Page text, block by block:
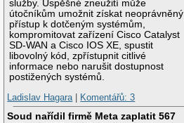
služby. Úspěšné zneužití může
útočníkům umožnit získat neoprávněný
přístup k dotčeným systémům,
kompromitovat zařízení Cisco Catalyst
SD-WAN a Cisco IOS XE, spustit
libovolný kód, zpřístupnit citlivé
informace nebo narušit dostupnost
postižených systémů.
Ladislav Hagara| Komentářů: 3
Soud nařídil firmě Meta zaplatit 567